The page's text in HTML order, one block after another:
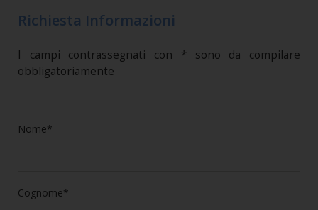
Richiesta Informazioni
I campi contrassegnati con * sono da compilare
obbligatoriamente
Nome*
Cognome*